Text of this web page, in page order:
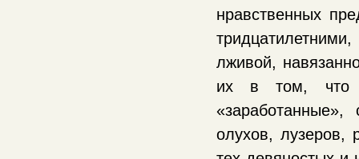
нравственных
лживой,
их в том, что
олухов, лузеров,